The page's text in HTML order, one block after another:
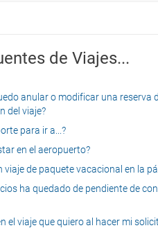
de Viajes...
anular o modificar una reserva
del viaje?
para ir a...?
en el aeropuerto?
viaje de paquete vacacional en la
ha quedado de pendiente de
el viaje que quiero al hacer mi